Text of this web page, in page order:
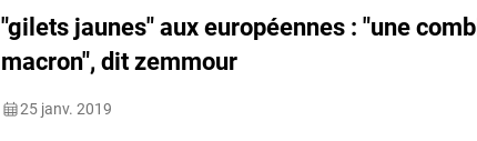
"gilets jaunes" aux européennes : "une
macron", dit zemmour
25 janv. 2019